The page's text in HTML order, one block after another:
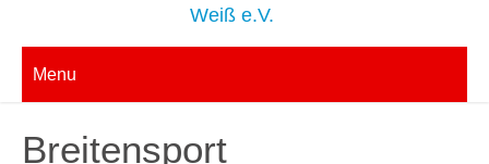
Menu
Breitensport